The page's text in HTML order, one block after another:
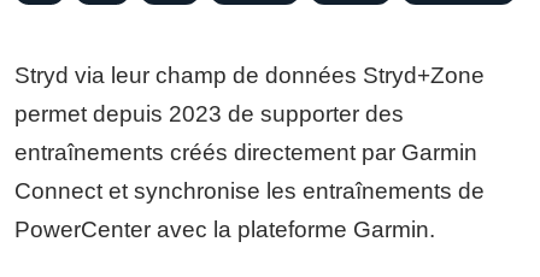
Stryd via leur champ de données Stryd+Zone
permet depuis 2023 de supporter des
entraînements créés directement par Garmin
Connect et synchronise les entraînements de
PowerCenter avec la plateforme Garmin.